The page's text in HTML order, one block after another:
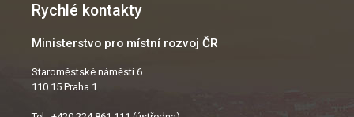
Rychlé kontakty
Ministerstvo pro místní rozvoj ČR
Staroměstské náměstí 6
110 15 Praha 1